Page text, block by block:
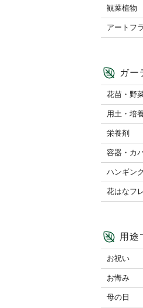
観葉植物
アートフ
ガー
花苗・野
用土・培
栄養剤
容器・カ
ハンギン
花はなフ
用途
お祝い
お悔み
母の日